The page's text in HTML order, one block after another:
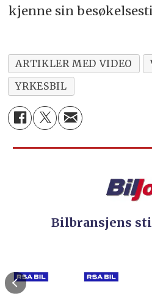
kjenne sin
ARTIKLER MED VIDEO
YRKESBIL
Bilbransjens